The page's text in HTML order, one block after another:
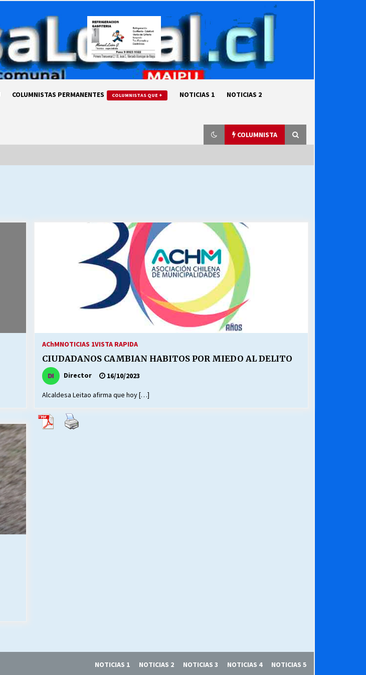
COLUMNISTAS PERMANENTES COLUMNISTAS QUE + NOTICIAS 1 NOTICIAS 2
COLUMNISTA
¿Qué habrían dicho?
23/06/2026
Releyendo la Rerum Novarum a 135
años. “La cuestión social hoy”.
16/05/2026
Chile y sus segmentos de la riqueza
AChMNOTICIAS 1VISTA RAPIDA
CIUDADANOS CAMBIAN HABITOS POR MIEDO AL DELITO
Director 16/10/2023
Alcaldesa Leitao afirma que hoy […]
NOTICIAS 1 NOTICIAS 2 NOTICIAS 3 NOTICIAS 4 NOTICIAS 5